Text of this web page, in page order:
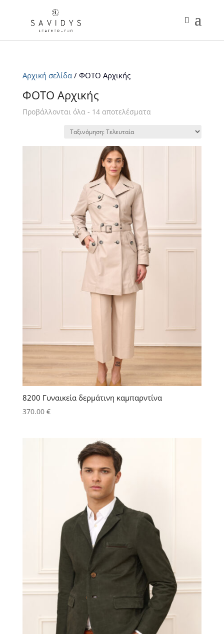
Αρχική σελίδα/ ΦΟΤΟ Αρχικής
ΦΟΤΟ Αρχικής
Προβάλλονται όλα - 14 αποτελέσματαSorted
8200 Γυναικεία δερμάτινη καμπαρντίνα
370.00 €